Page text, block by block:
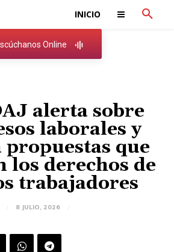
INICIO
Online
alerta sobre
laborales y
propuestas que
los derechos de
trabajadores
8 JULIO, 2026